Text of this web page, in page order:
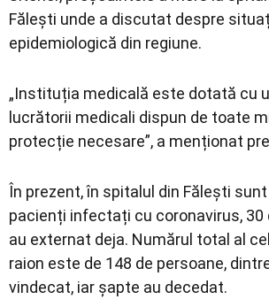
Fălești unde a discutat despre
epidemiologică din regiune.
„Instituția medicală este dotată cu
lucrătorii medicali dispun de toate
protecție necesare”, a menționat
În prezent, în spitalul din Fălești
pacienți infectați cu coronavirus, 30
au externat deja. Numărul total al
raion este de 148 de persoane,
vindecat, iar șapte au decedat.